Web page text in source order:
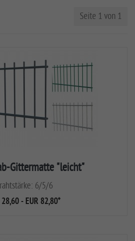
Seite 1 von 1
Gittermatte "leicht"
6/5/6
28,60 - EUR 82,80*